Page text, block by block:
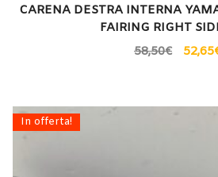
CARENA DESTRA INTERNA
FAIRING RIGHT
58,50€ 52,65
In offerta!